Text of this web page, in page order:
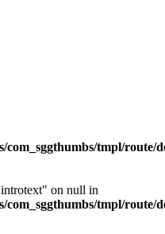
com_sggthumbs/tmpl/route/
on null in
com_sggthumbs/tmpl/route/